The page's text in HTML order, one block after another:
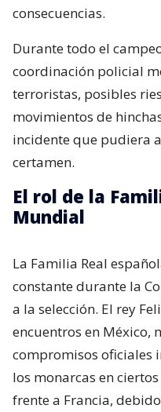
consecuencias.
Durante todo el
coordinación policial
terroristas, posibles
movimientos de
incidente que pudiera
certamen.
El rol de la
Mundial
La Familia Real
constante durante la
a la selección. El rey
encuentros en México,
compromisos oficiales
los monarcas en
frente a Francia,